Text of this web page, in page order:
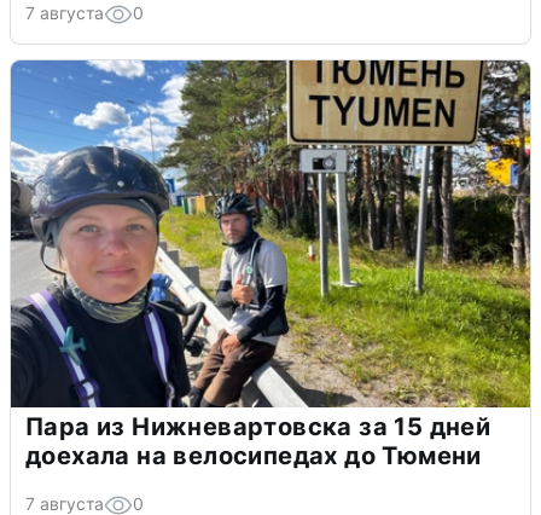
7 августа 0
Пара из Нижневартовска за 15 дней
доехала на велосипедах до Тюмени
7 августа 0